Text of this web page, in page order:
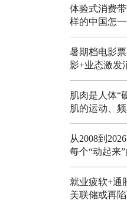
体验式消费
样的中国怎
暑期档电影
影+业态激发
肌肉是人体“
肌的运动、
从2008到
每个“动起来
就业疲软+通
美联储或再